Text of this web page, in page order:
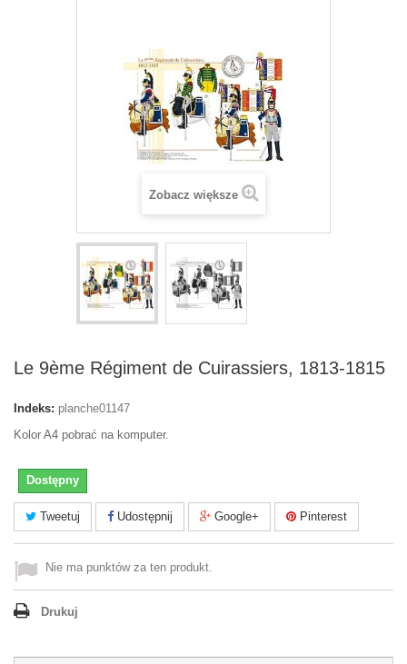
Zobacz większe
Le 9ème Régiment de Cuirassiers, 1813-1815
Indeks: planche01147
Kolor A4 pobrać na komputer.
Dostępny
Tweetuj Udostępnij Google+ Pinterest
Nie ma punktów za ten produkt.
Drukuj